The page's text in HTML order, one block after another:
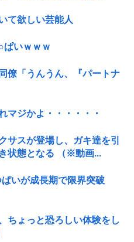
て欲しい芸能人
ぱいｗｗｗ
僚「うんうん、『パートナ
マジかよ・・・・・・
サスが登場し、ガキ達を引
状態となる （※動画...
いが成長期で限界突破
ちょっと恐ろしい体験をし